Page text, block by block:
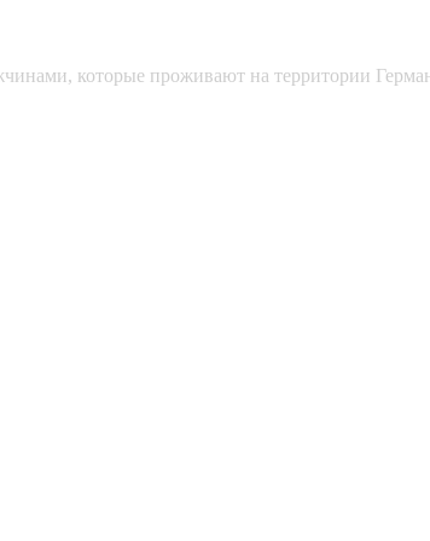
которые проживают на территории